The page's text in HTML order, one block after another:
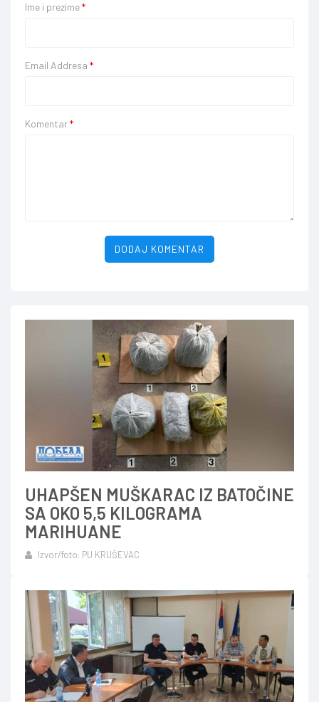
Ime i prezime*
Email Addresa *
Komentar*
DODAJ KOMENTAR
UHAPŠEN MUŠKARAC IZ BATOČINE
SA OKO 5,5 KILOGRAMA
MARIHUANE
Izvor/foto: PU KRUŠEVAC